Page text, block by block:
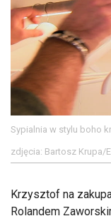
Sypialnia w stylu boho
zdjęcia: Bartosz Krupa/
Krzysztof na
Rolandem